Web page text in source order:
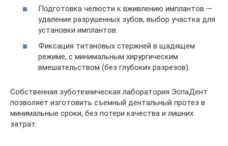
Подготовка челюсти к вживлению имплантов —
удаление разрушенных зубов, выбор участка для
установки имплантов.
Фиксация титановых стержней в щадящем
режиме, с минимальным хирургическим
вмешательством (без глубоких разрезов).
Собственная зуботехническая лаборатория ЭспаДент
позволяет изготовить съемный дентальный протез в
минимальные сроки, без потери качества и лишних
затрат.